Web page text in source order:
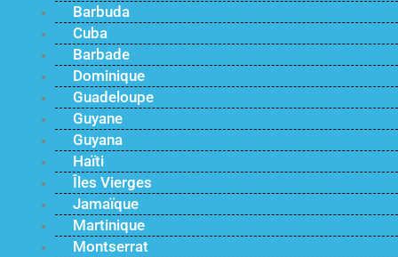
Barbuda
Cuba
Barbade
Dominique
Guadeloupe
Guyane
Guyana
Haïti
Îles Vierges
Jamaïque
Martinique
Montserrat